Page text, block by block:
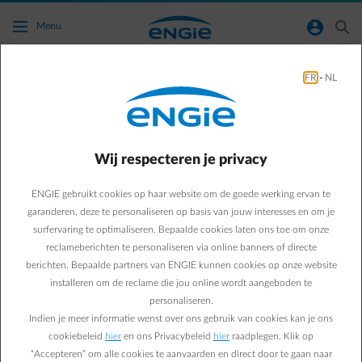
Ga naar de hoofdinhoud
Menu normal-account-circle search
Welke energieleverancier moet het federaal
basispakket toekennen?
arrow-left Terug naar contactpagina
De leverancier(s) waar je op 30 september 2022 een contract
had voor elektriciteit en/of gas op je hoofdverblijfplaats, zal je
het federaal basispakket toekennen (voor de energie waarvoor
je een contract had).
Klanten die na 30 september 2022 van leverancier wisselden
of geen contract meer hebben, ontvangen het federaal
basispakket via de vorige leverancier.
FR - NL
Wij respecteren je privacy
ENGIE gebruikt cookies op haar website om de goede werking ervan te
garanderen, deze te personaliseren op basis van jouw interesses en om je
surfervaring te optimaliseren. Bepaalde cookies laten ons toe om onze
reclameberichten te personaliseren via online banners of directe
berichten. Bepaalde partners van ENGIE kunnen cookies op onze website
installeren om de reclame die jou online wordt aangeboden te
personaliseren.
Indien je meer informatie wenst over ons gebruik van cookies kan je ons
cookiebeleid hier en ons Privacybeleid hier raadplegen. Klik op
“Accepteren” om alle cookies te aanvaarden en direct door te gaan naar